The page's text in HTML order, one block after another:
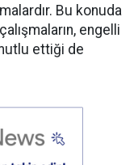
Bu konuda
engelli
ettiği de